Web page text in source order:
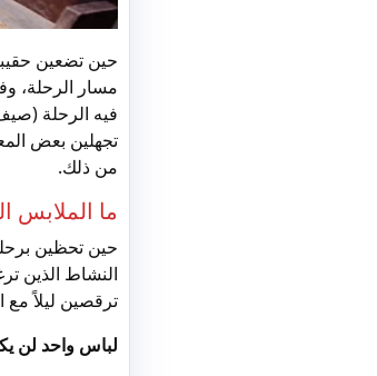
حين تضعين
مسار الرحلة،
فيه الرحلة
تجهلين بعض
من ذلك.
ما الملابس
حين تحظين
النشاط الذين
ترقصين ليلاً مع
لباس واحد لن